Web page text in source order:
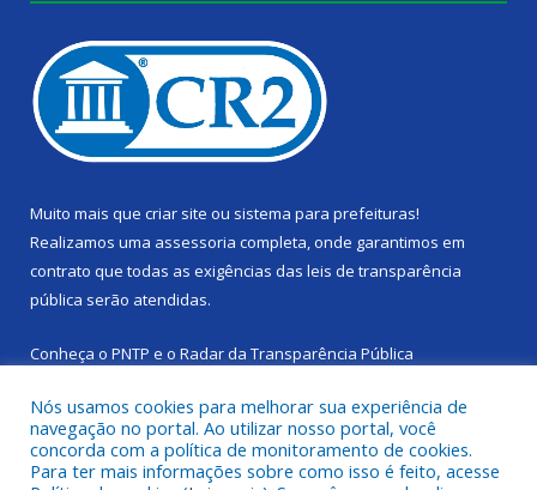
Muito mais que criar site ou sistema para prefeituras!
Realizamos uma assessoria completa, onde garantimos em
contrato que todas as exigências das leis de transparência
pública serão atendidas.
Conheça o PNTP e o Radar da Transparência Pública
Todos os direitos reservados a Câmara Municipal de Cachoeira
Nós usamos cookies para melhorar sua experiência de
navegação no portal. Ao utilizar nosso portal, você
concorda com a política de monitoramento de cookies.
Para ter mais informações sobre como isso é feito, acesse